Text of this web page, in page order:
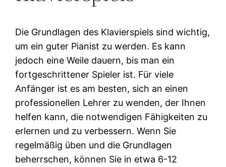
Die Grundlagen des Klavierspiels sind wichtig,
um ein guter Pianist zu werden. Es kann
jedoch eine Weile dauern, bis man ein
fortgeschrittener Spieler ist. Für viele
Anfänger ist es am besten, sich an einen
professionellen Lehrer zu wenden, der Ihnen
helfen kann, die notwendigen Fähigkeiten zu
erlernen und zu verbessern. Wenn Sie
regelmäßig üben und die Grundlagen
beherrschen, können Sie in etwa 6-12